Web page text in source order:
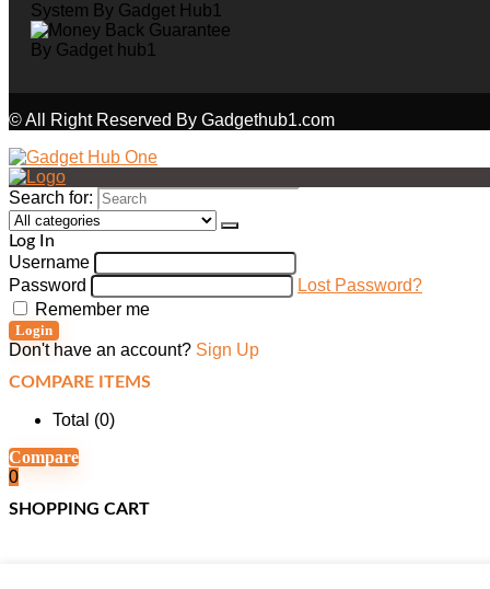
© All Right Reserved By Gadgethub1.com
Search for:
Log In
Username
Password
Lost Password?
Remember me
Login
Don't have an account? Sign Up
COMPARE ITEMS
Total (0)
Compare
0
SHOPPING CART